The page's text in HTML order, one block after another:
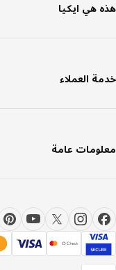
هي ايكيا
العملاء
عامة